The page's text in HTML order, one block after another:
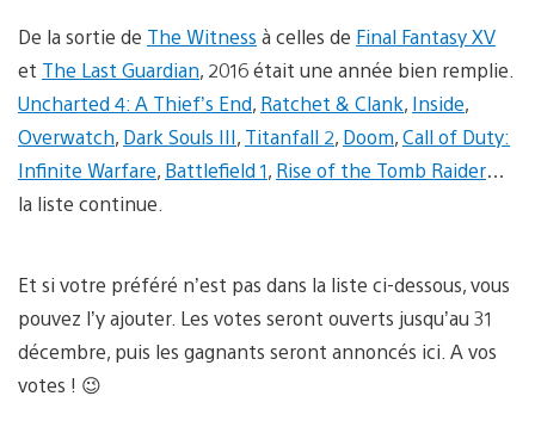
De la sortie de The Witness à celles de Final Fantasy XV
et The Last Guardian, 2016 était une année bien remplie.
Uncharted 4: A Thief’s End, Ratchet & Clank, Inside,
Overwatch, Dark Souls III, Titanfall 2, Doom,Call of Duty:
Infinite Warfare, Battlefield 1, Rise of the Tomb Raider…
la liste continue.
Et si votre préféré n’est pas dans la liste ci-dessous, vous
pouvez l’y ajouter. Les votes seront ouverts jusqu’au 31
décembre, puis les gagnants seront annoncés ici. A vos
votes ! 😉